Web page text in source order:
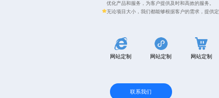
优化产品和服务，为客户提供及时和高效的服务。
无论项目大小，我们都能够根据客户的需求，提供
网站定制 网站定制 网站定制
联系我们